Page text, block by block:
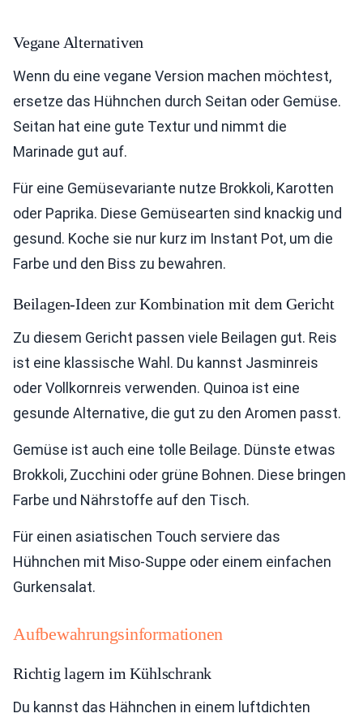
Vegane Alternativen
Wenn du eine vegane Version machen möchtest,
ersetze das Hühnchen durch Seitan oder Gemüse.
Seitan hat eine gute Textur und nimmt die
Marinade gut auf.
Für eine Gemüsevariante nutze Brokkoli, Karotten
oder Paprika. Diese Gemüsearten sind knackig und
gesund. Koche sie nur kurz im Instant Pot, um die
Farbe und den Biss zu bewahren.
Beilagen-Ideen zur Kombination mit dem Gericht
Zu diesem Gericht passen viele Beilagen gut. Reis
ist eine klassische Wahl. Du kannst Jasminreis
oder Vollkornreis verwenden. Quinoa ist eine
gesunde Alternative, die gut zu den Aromen passt.
Gemüse ist auch eine tolle Beilage. Dünste etwas
Brokkoli, Zucchini oder grüne Bohnen. Diese bringen
Farbe und Nährstoffe auf den Tisch.
Für einen asiatischen Touch serviere das
Hühnchen mit Miso-Suppe oder einem einfachen
Gurkensalat.
Aufbewahrungsinformationen
Richtig lagern im Kühlschrank
Du kannst das Hähnchen in einem luftdichten